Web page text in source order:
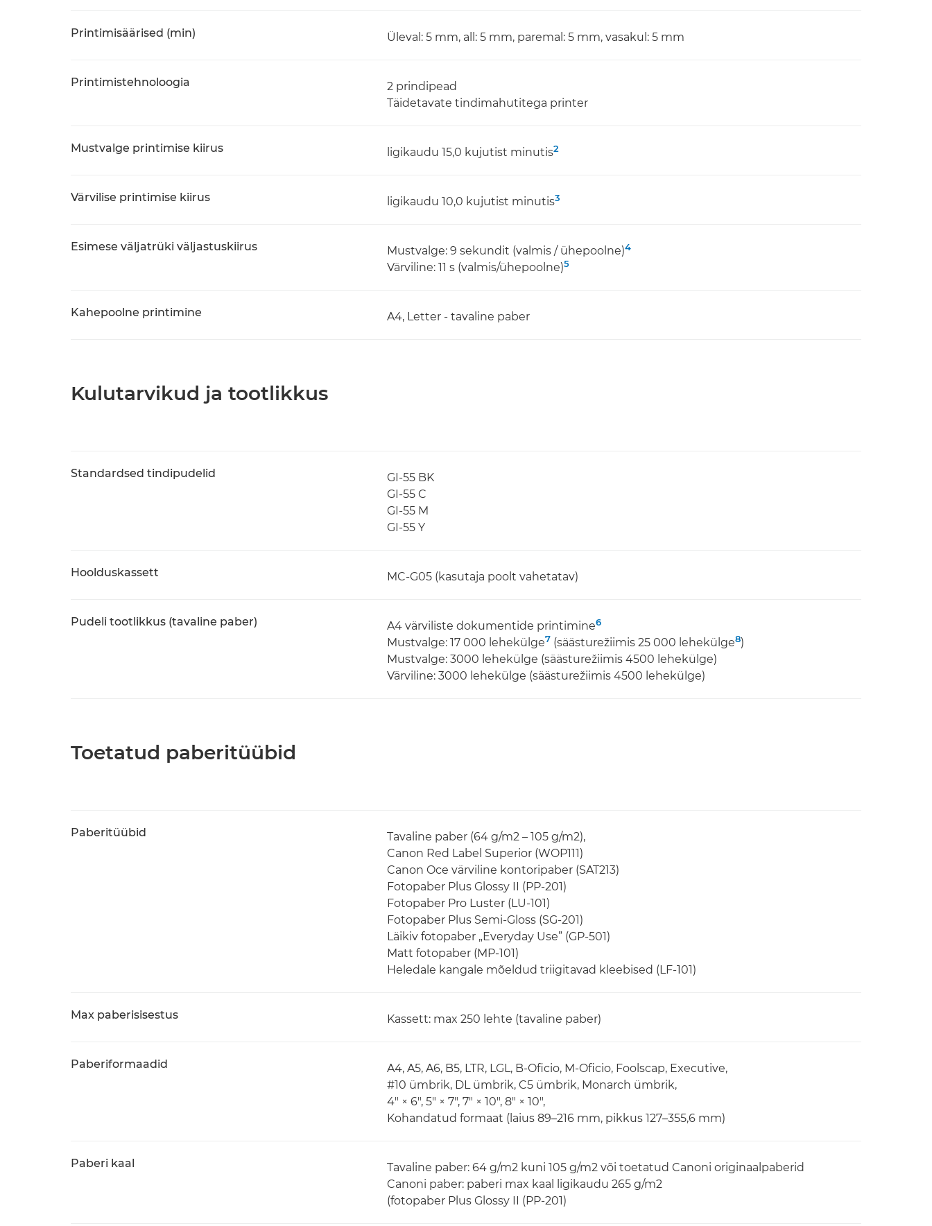
Printimisäärised (min) Üleval: 5 mm, all: 5 mm, paremal: 5 mm, vasakul: 5 mm
Printimistehnoloogia
2 prindipead
Täidetavate tindimahutitega printer
Mustvalge printimise kiirus ligikaudu 15,0 kujutist minutis2
Värvilise printimise kiirus ligikaudu 10,0 kujutist minutis3
Esimese väljatrüki väljastuskiirus Mustvalge: 9 sekundit (valmis / ühepoolne)4
Värviline: 11 s (valmis/ühepoolne)5
Kahepoolne printimine A4, Letter - tavaline paber
Kulutarvikud ja tootlikkus
Standardsed tindipudelid
GI-55 BK
GI-55 C
GI-55 M
GI-55 Y
Hoolduskassett MC-G05 (kasutaja poolt vahetatav)
Pudeli tootlikkus (tavaline paber) A4 värviliste dokumentide printimine6
Mustvalge: 17 000 lehekülge7 (säästurežiimis 25 000 lehekülge8)
Mustvalge: 3000 lehekülge (säästurežiimis 4500 lehekülge)
Värviline: 3000 lehekülge (säästurežiimis 4500 lehekülge)
Toetatud paberitüübid
Paberitüübid
Tavaline paber (64 g/m2 – 105 g/m2),
Canon Red Label Superior (WOP111)
Canon Oce värviline kontoripaber (SAT213)
Fotopaber Plus Glossy II (PP-201)
Fotopaber Pro Luster (LU-101)
Fotopaber Plus Semi-Gloss (SG-201)
Läikiv fotopaber „Everyday Use” (GP-501)
Matt fotopaber (MP-101)
Heledale kangale mõeldud triigitavad kleebised (LF-101)
Max paberisisestus Kassett: max 250 lehte (tavaline paber)
Paberiformaadid
A4, A5, A6, B5, LTR, LGL, B-Oficio, M-Oficio, Foolscap, Executive,
#10 ümbrik, DL ümbrik, C5 ümbrik, Monarch ümbrik,
4" × 6", 5" × 7", 7" × 10", 8" × 10",
Kohandatud formaat (laius 89–216 mm, pikkus 127–355,6 mm)
Paberi kaal
Tavaline paber: 64 g/m2 kuni 105 g/m2 või toetatud Canoni originaalpaberid
Canoni paber: paberi max kaal ligikaudu 265 g/m2
(fotopaber Plus Glossy II (PP-201)